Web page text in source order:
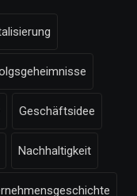
Geschäftsidee
Nachhaltigkeit